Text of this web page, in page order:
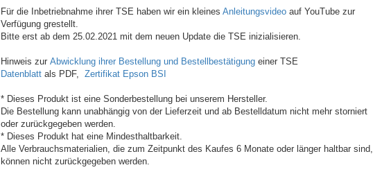
Für die Inbetriebnahme ihrer TSE haben wir ein kleines Anleitungsvideo auf YouTube zur
Verfügung grestellt.
Bitte erst ab dem 25.02.2021 mit dem neuen Update die TSE inizialisieren.
Hinweis zur Abwicklung ihrer Bestellung und Bestellbestätigung einer TSE
Datenblatt als PDF, Zertifikat Epson BSI
* Dieses Produkt ist eine Sonderbestellung bei unserem Hersteller.
Die Bestellung kann unabhängig von der Lieferzeit und ab Bestelldatum nicht mehr storniert
oder zurückgegeben werden.
* Dieses Produkt hat eine Mindesthaltbarkeit.
Alle Verbrauchsmaterialien, die zum Zeitpunkt des Kaufes 6 Monate oder länger haltbar sind,
können nicht zurückgegeben werden.